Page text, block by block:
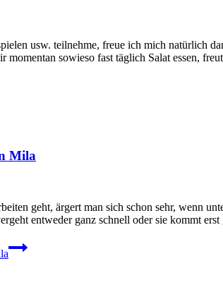
usw. teilnehme, freue ich mich natürlich
sowieso fast täglich Salat essen,
Mila
geht, ärgert man sich schon sehr, wenn
entweder ganz schnell oder sie kommt